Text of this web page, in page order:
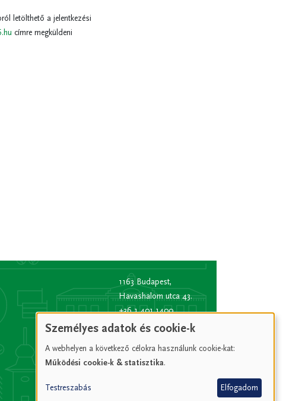
letölthető a jelentkezési
címre megküldeni
1163 Budapest,
Havashalom utca 43.
+36 1 401 1400
info[kukac]bp16.hu
Hivatali kapu rövid
név:XVIPOLG
Személyes adatok és cookie-k
A webhelyen a következő célokra használunk cookie-kat:
Működési cookie-k & statisztika.
Testreszabás Elfogadom